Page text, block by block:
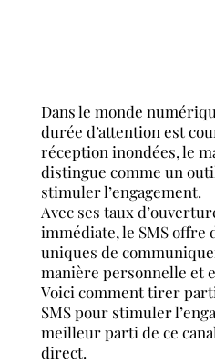
Dans le monde
durée d’attention est
réception inondées, le
distingue comme un
stimuler l’engagement.
Avec ses taux
immédiate, le SMS offre
uniques de
manière personnelle et
Voici comment tirer
SMS pour stimuler
meilleur parti de ce
direct.